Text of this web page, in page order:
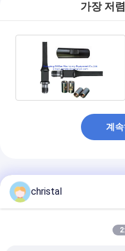
가장 저
계
추천된 제품
christal